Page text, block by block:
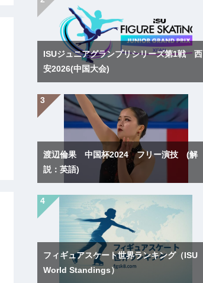
ISUジュニアグランプリシリーズ第1戦 西
安2026(中国大会)
渡辺倫果 中国杯2024 フリー演技 (解
説：英語)
フィギュアスケート世界ランキング（ISU
World Standings）